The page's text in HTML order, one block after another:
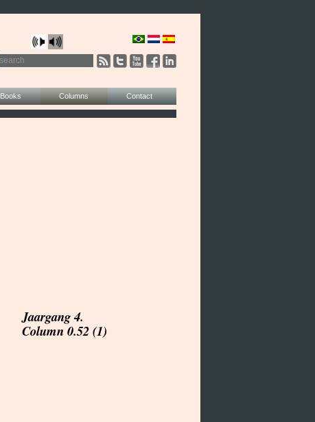
Books Columns Contact
Jaargang 4.
Column 0.52 (1)